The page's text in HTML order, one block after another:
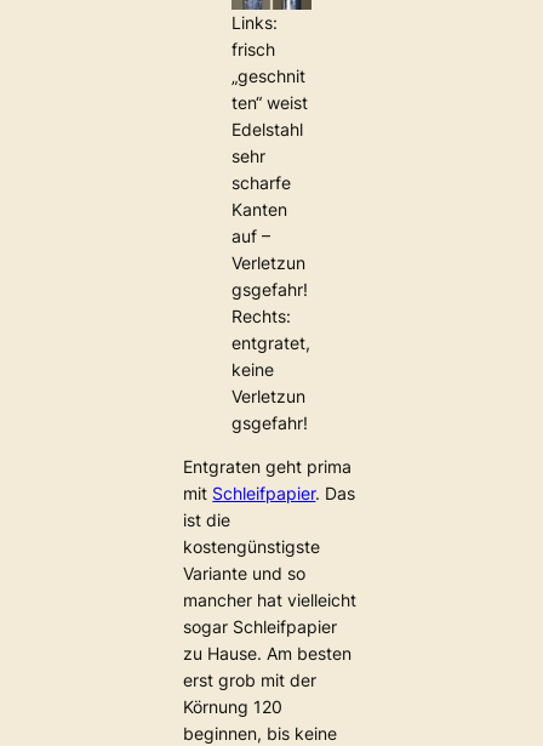
Links:
frisch
„geschnit
ten“ weist
Edelstahl
sehr
scharfe
Kanten
auf –
Verletzun
gsgefahr!
Rechts:
entgratet,
keine
Verletzun
gsgefahr!
Entgraten geht prima
mit Schleifpapier. Das
ist die
kostengünstigste
Variante und so
mancher hat vielleicht
sogar Schleifpapier
zu Hause. Am besten
erst grob mit der
Körnung 120
beginnen, bis keine